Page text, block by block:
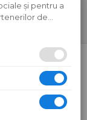
Ofertele sunt
și pentru a
de
cu privire
le pot combina
urma folosirii